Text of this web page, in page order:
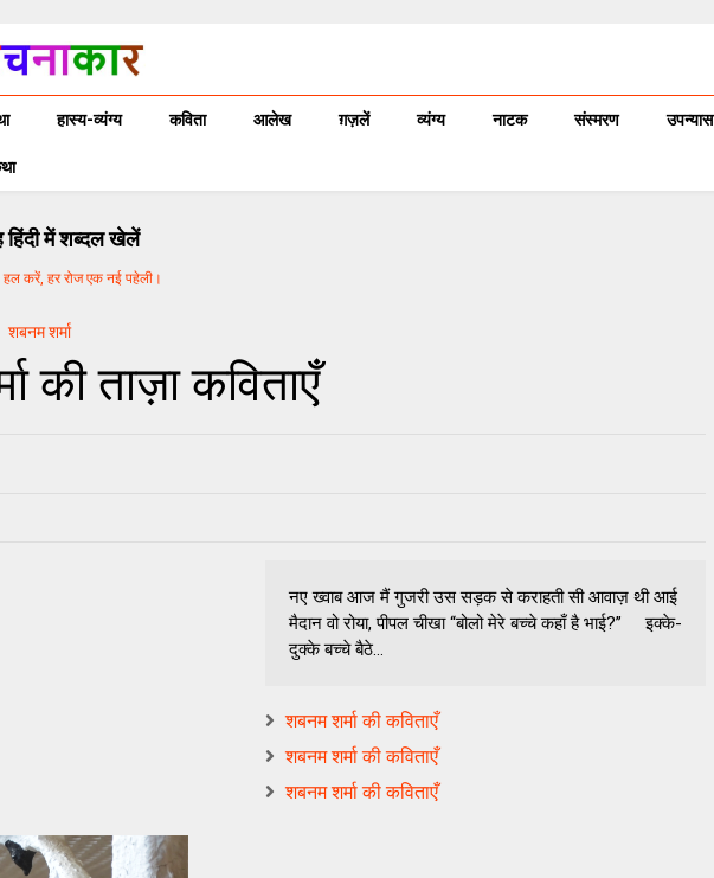
हास्य-व्यंग्य कविता आलेख ग़ज़लें व्यंग्य नाटक संस्मरण उपन्यास
हिंदी में शब्दल खेलें
हल करें, हर रोज एक नई पहेली।
शबनम शर्मा
की ताज़ा कविताएँ
नए ख्वाब आज मैं गुजरी उस सड़क से कराहती सी आवाज़ थी आई
मैदान वो रोया, पीपल चीखा ‘‘बोलो मेरे बच्चे कहाँ है भाई?’’ इक्के-
दुक्के बच्चे बैठे...
शबनम शर्मा की कविताएँ
शबनम शर्मा की कविताएँ
शबनम शर्मा की कविताएँ